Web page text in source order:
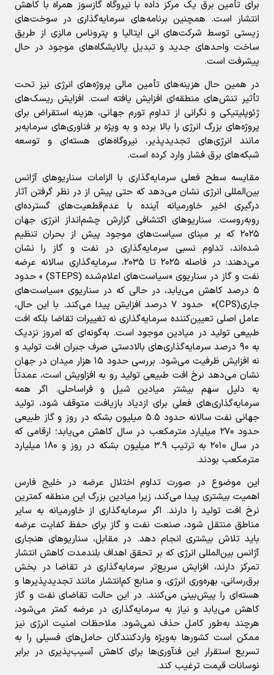
برای تأمین برق یک مرکز داده با نیروگاه گازسوز همراه با کاهش
انتشار است. همچنین برنامه‌های سرمایه‌گذاری در سوخت‌های
زیستی توسط شرکت‌های انی ایتالیا و پتروناس مالزی از طریق
ساخت واحدهای جدید و تبدیل پالایشگاه‌های موجود در حال
پیشرفت است.
در همین حال هزینه‌های تأمین مالی پروژه‌های انرژی نیز تحت
تأثیر تنش‌های منطقه‌ای افزایش یافته است. افزایش ریسک‌های
ژئوپلیتیکی و نگرانی از تداوم تورم جهانی، هزینه استقراض برای
پروژه‌های بزرگ انرژی را بالا برده و به ویژه بر فناوری‌های سرمایه‌بر
مانند انرژی‌های تجدیدپذیر، نیروگاه‌های هسته‌ای و توسعه
شبکه‌های برق فشار وارد کرده است.
مقایسه سطح فعلی سرمایه‌گذاری با الزامات سناریوهای آژانس
بین‌المللی انرژی نشان می‌دهد که حتی پیش از در نظر گرفتن آثار
درگیری اخیر خاورمیانه آینده با عدم‌قطعیت‌های گسترده‌ای
روبه‌روست. سناریوهای اکتشافی گزارش چشم‌انداز انرژی جهان
۲۰۲۵ که بر مبنای سیاست‌های موجود پیش از بحران تنظیم
شده‌اند، تداوم نسبی سرمایه‌گذاری در نفت و گاز را نشان
می‌دهند: در فاصله ۲۰۲۵ تا ۲۰۳۵، سرمایه‌گذاری سالانه عرضه
نفت و گاز در سناریوی «سیاست‌های اعلام‌شده (STEPS) » حدود
۵ درصد کاهش می‌یابد، در حالی که در سناریوی «سیاست‌های
جاری(CPS)» حدود ۷ درصد افزایش پیدا می‌کند. با این حال،
عامل اصلی تعیین‌کننده سرمایه‌گذاری نه تغییرات تقاضا بلکه افت
طبیعی تولید در میادین موجود است. به‌گونه‌ای که امروز نزدیک
به ۹۰ درصد سرمایه‌گذاری‌های بالادستی صرف جبران افت تولید و
نه افزایش ظرفیت می‌شود. بررسی حدود ۱۵ هزار میدان در جهان
نشان می‌دهد نرخ افت طبیعی تولید رو به افزاویش است، عمدتاً
به دلیل سهم بیشتر میادین شیل و فراساحلی. اگر همه
سرمایه‌گذاری‌های فعلی برای ازدیاد بازیافت متوقف شود، تولید
جهانی نفت سالانه حدود ۵.۵ میلیون بشکه در روز و گاز طبیعی
حدود ۲۷۰ میلیارد مترمکعب در سال کاهش می‌یابد؛ ارقامی که
در سال ۲۰۱۰ به ترتیب ۳.۹ میلیون بشکه در روز و ۱۸۰ میلیارد
مترمکعب بودند.
این موضوع در صورت تداوم اختلال عرضه در خلیج فارس
اهمیت بیشتری پیدا می‌کند، زیرا میادین بزرگ این منطقه کمترین
نرخ افت تولید را دارند. اگر سرمایه‌گذاری از خاورمیانه به سایر
مناطق منتقل شود، صنعت نفت و گاز برای حفظ کفایت عرضه
باید تلاش بیشتری انجام دهد. در مقابل، سناریوهای هنجاری
آژانس بین‌المللی انرژی که بر تحقق اهداف بلندمدت کاهش انتشار
تمرکز دارند، افزایش سریع‌تر سرمایه‌گذاری در تقاضا در بخش
برق‌رسانی، بهره‌وری انرژی، و منابع کم‌انتشار مانند تجدیدپذیرها و
هسته‌ای را پیش‌بینی می‌کنند. در این حالت تقاضای نفت و گاز
کاهش می‌یابد و نیاز به سرمایه‌گذاری در عرضه کمتر می‌شود،
هرچند به‌طور کامل حذف نمی‌شود. ملاحظات امنیت انرژی نیز
ممکن است کشورها به‌ویژه واردکنندگان حامل‌های فسیلی را به
تسریع استقرار این فنآوری‌ها برای کاهش آسیب‌پذیری در برابر
نوسانات قیمت ترغیب کند.